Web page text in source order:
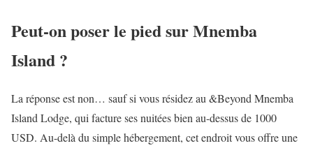
Peut-on poser le pied sur Mnemba
Island ?
La réponse est non… sauf si vous résidez au &Beyond Mnemba
Island Lodge, qui facture ses nuitées bien au-dessus de 1000
USD. Au-delà du simple hébergement, cet endroit vous offre une